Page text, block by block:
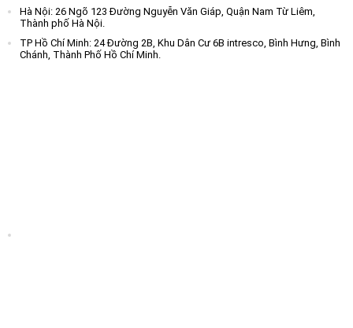
Hà Nội: 26 Ngõ 123 Đường Nguyễn Văn Giáp, Quận Nam Từ Liêm,
Thành phố Hà Nội.
TP Hồ Chí Minh: 24 Đường 2B, Khu Dân Cư 6B intresco, Bình Hưng, Bình
Chánh, Thành Phố Hồ Chí Minh.